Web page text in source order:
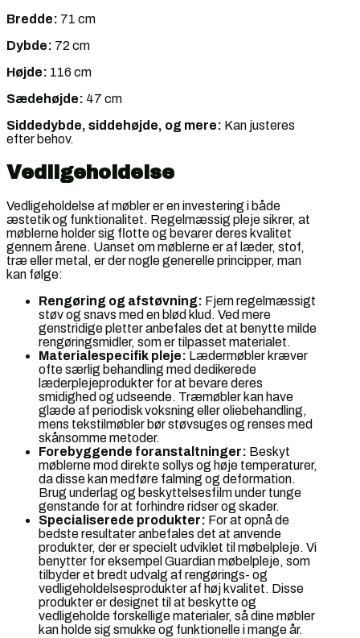
Bredde: 71 cm
Dybde: 72 cm
Højde: 116 cm
Sædehøjde: 47 cm
Siddedybde, siddehøjde, og mere: Kan justeres
efter behov.
Vedligeholdelse
Vedligeholdelse af møbler er en investering i både
æstetik og funktionalitet. Regelmæssig pleje sikrer, at
møblerne holder sig flotte og bevarer deres kvalitet
gennem årene. Uanset om møblerne er af læder, stof,
træ eller metal, er der nogle generelle principper, man
kan følge:
Rengøring og afstøvning: Fjern regelmæssigt
støv og snavs med en blød klud. Ved mere
genstridige pletter anbefales det at benytte milde
rengøringsmidler, som er tilpasset materialet.
Materialespecifik pleje: Lædermøbler kræver
ofte særlig behandling med dedikerede
læderplejeprodukter for at bevare deres
smidighed og udseende. Træmøbler kan have
glæde af periodisk voksning eller oliebehandling,
mens tekstilmøbler bør støvsuges og renses med
skånsomme metoder.
Forebyggende foranstaltninger: Beskyt
møblerne mod direkte sollys og høje temperaturer,
da disse kan medføre falming og deformation.
Brug underlag og beskyttelsesfilm under tunge
genstande for at forhindre ridser og skader.
Specialiserede produkter: For at opnå de
bedste resultater anbefales det at anvende
produkter, der er specielt udviklet til møbelpleje. Vi
benytter for eksempel Guardian møbelpleje, som
tilbyder et bredt udvalg af rengørings- og
vedligeholdelsesprodukter af høj kvalitet. Disse
produkter er designet til at beskytte og
vedligeholde forskellige materialer, så dine møbler
kan holde sig smukke og funktionelle i mange år.